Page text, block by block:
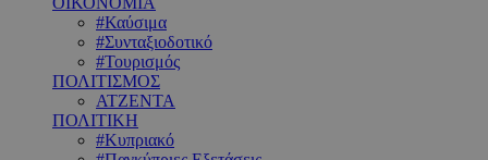
#Καύσιμα
#Συνταξιοδοτικό
#Τουρισμός
ΠΟΛΙΤΙΣΜΟΣ
ΑΤΖΕΝΤΑ
ΠΟΛΙΤΙΚΗ
#Κυπριακό